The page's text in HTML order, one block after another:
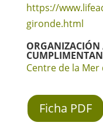
https://
gironde.html
ORGANIZACIÓN
Centre de la
Ficha PDF